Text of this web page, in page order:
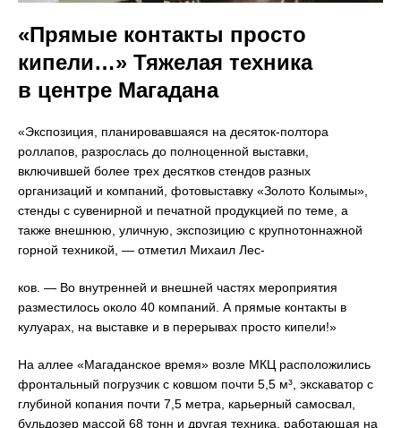
«Прямые контакты просто
кипели…» Тяжелая техника
в центре Магадана
«Экспозиция, планировавшаяся на десяток-полтора
роллапов, разрослась до полноценной выставки,
включившей более трех десятков стендов разных
организаций и компаний, фотовыставку «Золото Колымы»,
стенды с сувенирной и печатной продукцией по теме, а
также внешнюю, уличную, экспозицию с крупнотоннажной
горной техникой, — отметил Михаил Лес-
ков. — Во внутренней и внешней частях мероприятия
разместилось около 40 компаний. А прямые контакты в
кулуарах, на выставке и в перерывах просто кипели!»
На аллее «Магаданское время» возле МКЦ расположились
фронтальный погрузчик с ковшом почти 5,5 м³, экскаватор с
глубиной копания почти 7,5 метра, карьерный самосвал,
бульдозер массой 68 тонн и другая техника, работающая на